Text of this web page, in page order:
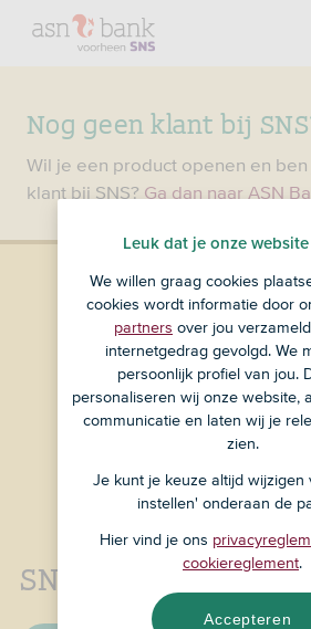
Nog geen klant bij
Wil je een product openen en
klant bij SNS? Ga dan naar ASN
SNS is nu ASN Bank
Leuk dat je onze
We willen graag cookies
cookies wordt informatie door
partners over jou
internetgedrag gevolgd. We
persoonlijk profiel van jou.
personaliseren wij onze website,
communicatie en laten wij je
zien.
Je kunt je keuze altijd wijzigen
instellen' onderaan de
Hier vind je ons
cookiereglement.
Accepteren